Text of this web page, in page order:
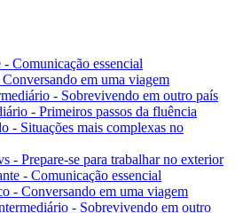
Comunicação essencial
em uma viagem
- Sobrevivendo em outro país
- Primeiros passos da fluência
- Situações mais complexas no
- Prepare-se para trabalhar no exterior
- Comunicação essencial
- Conversando em uma viagem
- Sobrevivendo em outro